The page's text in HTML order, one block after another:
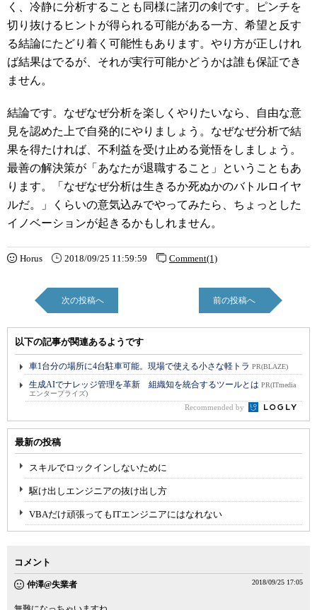
く、冷静に分析することも同様に諸刃の剣です。ピンチを
切り抜けるヒントが得られる可能がある一方、希望と反す
る結論にたどり着く可能性もあります。やり方が正しけれ
ば結果はでるが、それが実行可能かどうかは誰も保証でき
ません。
結論です。なぜなぜ分析を楽しくやりたいなら、自由な意
見を認めた上で自発的にやりましょう。なぜなぜ分析で結
果を得たければ、不利益を受け止める覚悟をしましょう。
最善の解決策が「あなたが退職すること」ということもあ
ります。「なぜなぜ分析は生きるか死ぬかのバトルロイヤ
ルだ。」くらいの意気込みでやってみたら、ちょっとした
イノベーションが起きるかもしれません。
Horus 2018/09/25 11:59:59 Comment(1)
次の投稿へ 前の投稿へ
以下の記事が関連あるようです
車1台分の場所に4台駐車可能。現場で使える小さな軽トラ PR(BLAZE)
生成AIでナレッジ管理を革新 組織知を統合するツールとは PR(ITmedia
エンタープライズ)
Recommended by
最新の投稿
スキルでロックインしないために
駆け出しエンジニアの抜け出し方
VBAだけ頑張ってもITエンジニアにはなれない
コメント
仲澤@失業者 2018/09/25 17:05